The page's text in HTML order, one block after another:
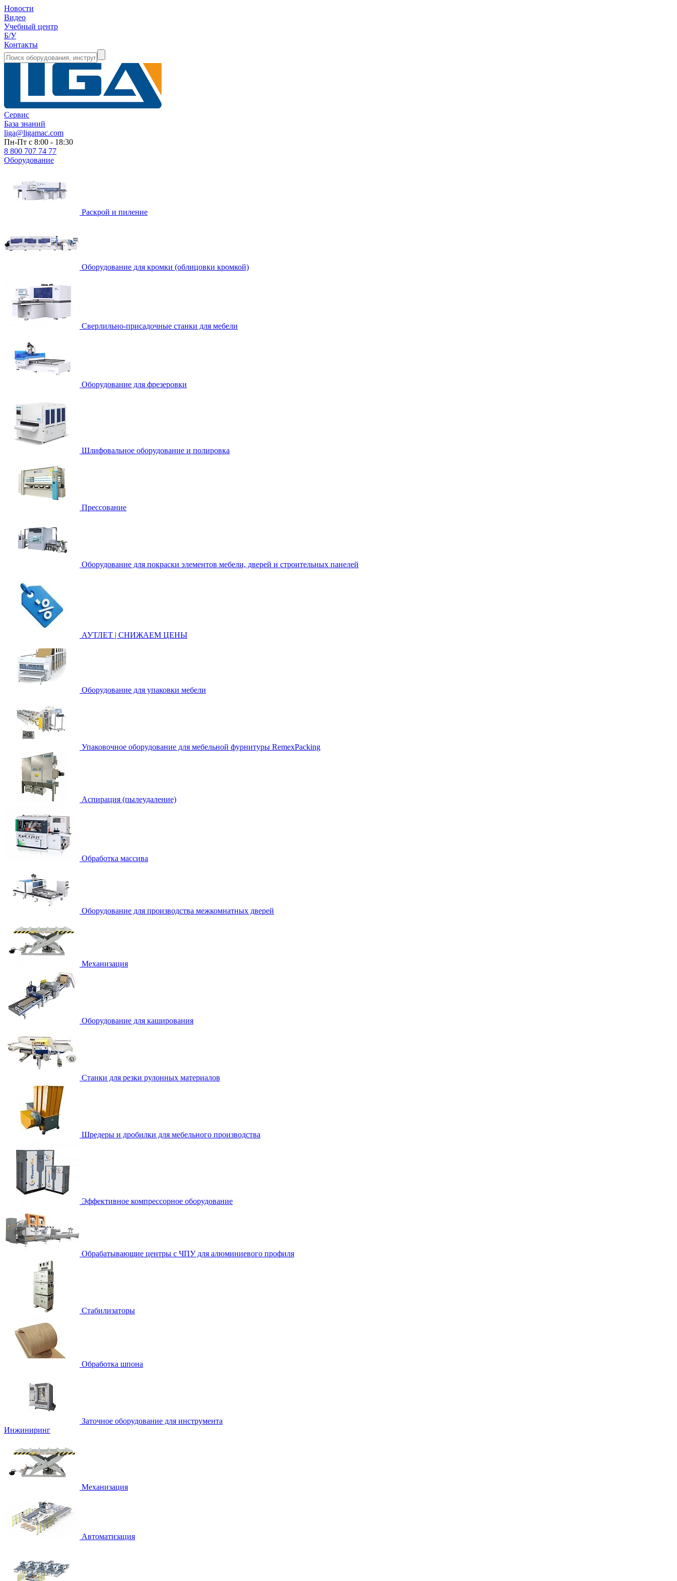
Новости
Видео
Учебный центр
Б/У
Контакты
Сервис
База знаний
liga@ligamac.com
Пн-Пт с 8:00 - 18:30
8 800 707 74 77
Оборудование
Раскрой и пиление
Оборудование для кромки (облицовки кромкой)
Сверлильно-присадочные станки для мебели
Оборудование для фрезеровки
Шлифовальное оборудование и полировка
Прессование
Оборудование для покраски элементов мебели, дверей и строительных панелей
АУТЛЕТ | СНИЖАЕМ ЦЕНЫ
Оборудование для упаковки мебели
Упаковочное оборудование для мебельной фурнитуры RemexPacking
Аспирация (пылеудаление)
Обработка массива
Оборудование для производства межкомнатных дверей
Механизация
Оборудование для каширования
Станки для резки рулонных материалов
Шредеры и дробилки для мебельного производства
Эффективное компрессорное оборудование
Обрабатывающие центры с ЧПУ для алюминиевого профиля
Стабилизаторы
Обработка шпона
Заточное оборудование для инструмента
Инжиниринг
Механизация
Автоматизация